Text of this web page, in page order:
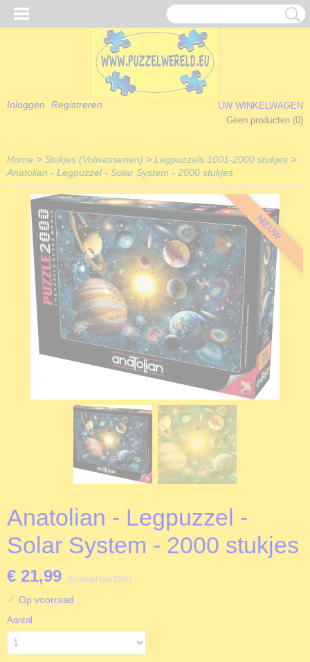
Inloggen Registreren
UW WINKELWAGEN
Geen producten (0)
Home > Stukjes (Volwassenen) > Legpuzzels 1001-2000 stukjes >
Anatolian - Legpuzzel - Solar System - 2000 stukjes
NIEUW
Anatolian - Legpuzzel -
Solar System - 2000 stukjes
€ 21,99 (inclusief btw 21%)
✓ Op voorraad
Aantal